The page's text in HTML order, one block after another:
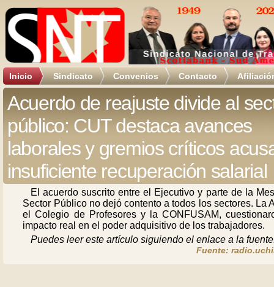
Inicio Sindicato Convenios Contacto
Acuerdo de reajuste divide al
público: CUT destaca avances
laborales y gremios críticos
insuficiente recuperación salarial
El acuerdo suscrito entre el Ejecutivo y parte de la
Sector Público no dejó contento a todos los sectores. La
el Colegio de Profesores y la CONFUSAM,
impacto real en el poder adquisitivo de los trabajadores.
Puedes leer este artículo siguiendo el enlace a la
Fuente: